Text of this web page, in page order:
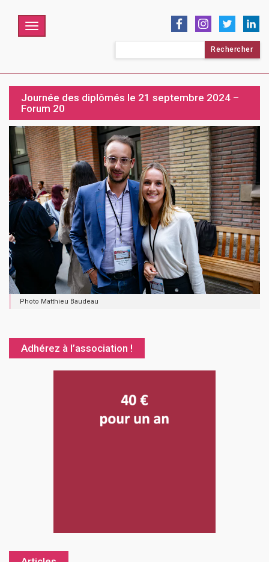
Menu
Journée des diplômés le 21 septembre 2024 –
Forum 20
Photo Matthieu Baudeau
Adhérez à l’association !